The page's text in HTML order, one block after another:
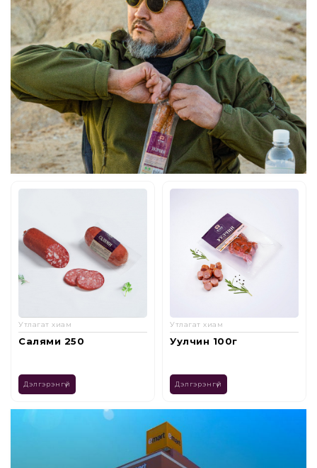
Утлагат хиам
Уулчин 100г
Дэлгэрэнгүй
Утлагат хиам
Cheese салями
Дэлгэрэнгүй